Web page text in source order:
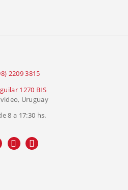
2209 3815
1270 BIS
Uruguay
8 a 17:30 hs.